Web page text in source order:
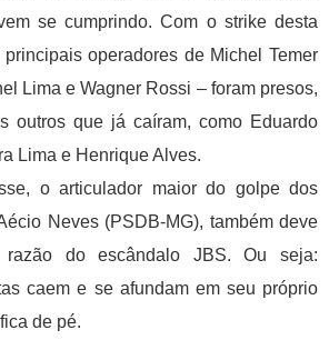
se cumprindo. Com o strike desta
operadores de Michel Temer
Lima e Wagner Rossi – foram presos,
outros que já caíram, como Eduardo
Lima e Henrique Alves.
o articulador maior do golpe dos
Neves (PSDB-MG), também deve
do escândalo JBS. Ou seja:
caem e se afundam em seu próprio
de pé.